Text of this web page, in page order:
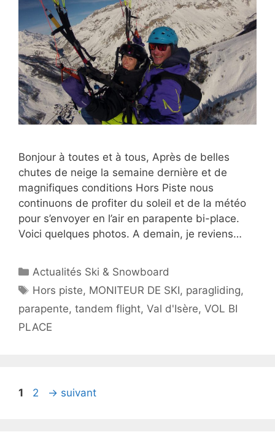
Bonjour à toutes et à tous, Après de belles
chutes de neige la semaine dernière et de
magnifiques conditions Hors Piste nous
continuons de profiter du soleil et de la météo
pour s’envoyer en l’air en parapente bi-place.
Voici quelques photos. A demain, je reviens…
Catégories
Actualités Ski & Snowboard
Étiquettes
Hors piste, MONITEUR DE SKI, paragliding,
parapente, tandem flight, Val d'Isère, VOL BI
PLACE
Page
1 Page
2 → suivant